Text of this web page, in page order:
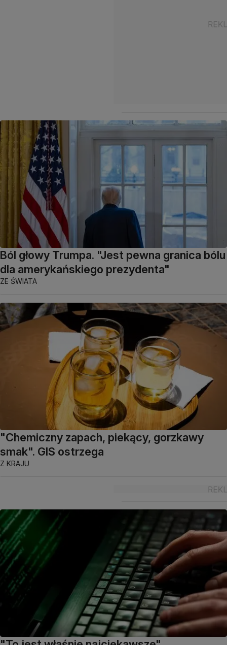
Ból głowy Trumpa. "Jest pewna granica bólu
dla amerykańskiego prezydenta"
ZE ŚWIATA
"Chemiczny zapach, piekący, gorzkawy
smak". GIS ostrzega
Z KRAJU